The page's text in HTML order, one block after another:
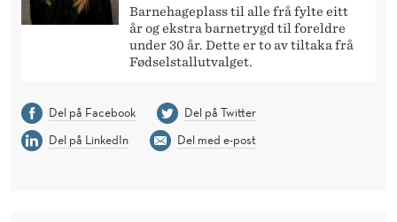
Barnehageplass til alle frå fylte eitt
år og ekstra barnetrygd til foreldre
under 30 år. Dette er to av tiltaka frå
Fødselstallutvalget.
Del på Facebook
Del på Twitter
Del på LinkedIn
Del med e-post